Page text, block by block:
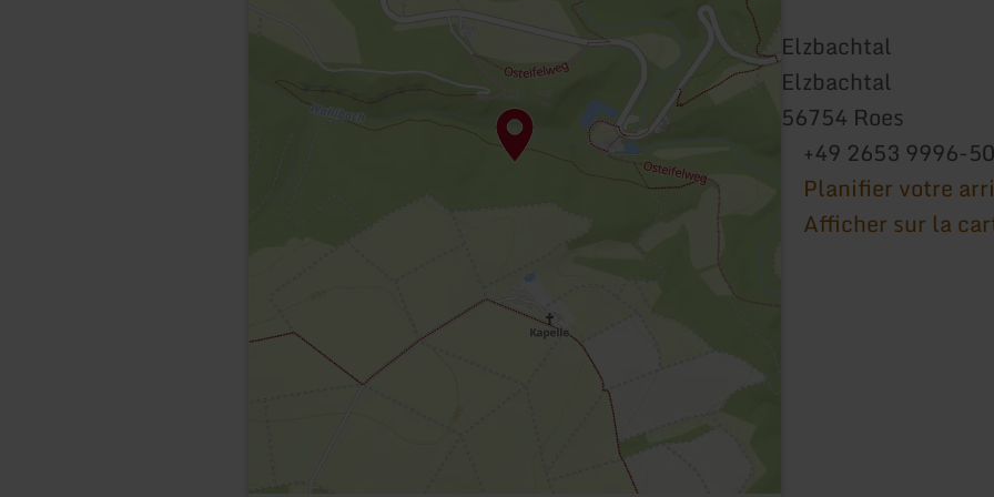
Elzbachtal
Elzbachtal
56754 Roes
+49 2653 9996-
Planifier votre
Afficher sur la